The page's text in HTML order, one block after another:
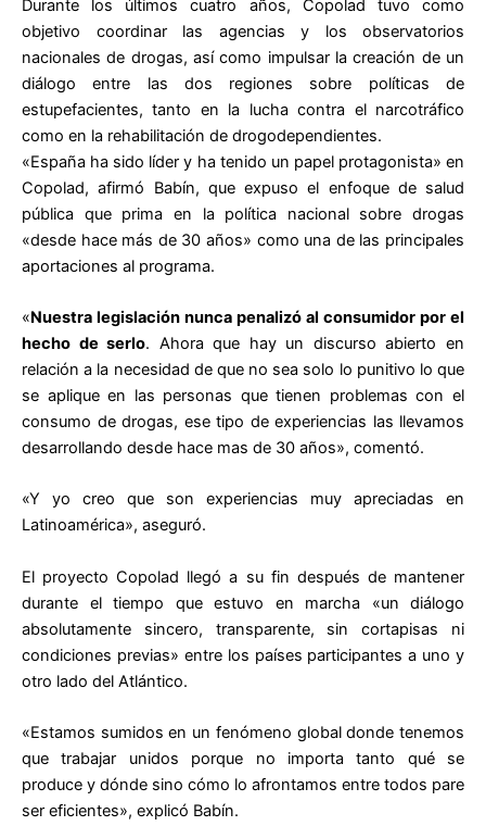
Durante los últimos cuatro años, Copolad tuvo como
objetivo coordinar las agencias y los observatorios
nacionales de drogas, así como impulsar la creación de un
diálogo entre las dos regiones sobre políticas de
estupefacientes, tanto en la lucha contra el narcotráfico
como en la rehabilitación de drogodependientes.
«España ha sido líder y ha tenido un papel protagonista» en
Copolad, afirmó Babín, que expuso el enfoque de salud
pública que prima en la política nacional sobre drogas
«desde hace más de 30 años» como una de las principales
aportaciones al programa.
«Nuestra legislación nunca penalizó al consumidor por el
hecho de serlo. Ahora que hay un discurso abierto en
relación a la necesidad de que no sea solo lo punitivo lo que
se aplique en las personas que tienen problemas con el
consumo de drogas, ese tipo de experiencias las llevamos
desarrollando desde hace mas de 30 años», comentó.
«Y yo creo que son experiencias muy apreciadas en
Latinoamérica», aseguró.
El proyecto Copolad llegó a su fin después de mantener
durante el tiempo que estuvo en marcha «un diálogo
absolutamente sincero, transparente, sin cortapisas ni
condiciones previas» entre los países participantes a uno y
otro lado del Atlántico.
«Estamos sumidos en un fenómeno global donde tenemos
que trabajar unidos porque no importa tanto qué se
produce y dónde sino cómo lo afrontamos entre todos pare
ser eficientes», explicó Babín.